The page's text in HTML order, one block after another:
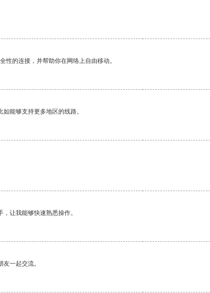
性的连接，并帮助你在网络上自由移动。
能够支持更多地区的线路。
让我能够快速熟悉操作。
一起交流。